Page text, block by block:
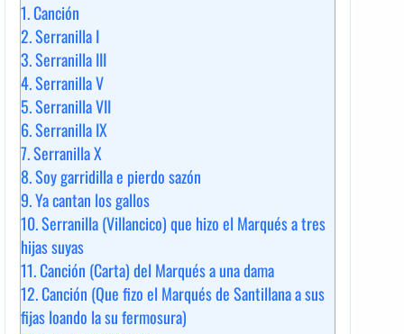
1.Canción
2.Serranilla I
3.Serranilla III
4.Serranilla V
5.Serranilla VII
6.Serranilla IX
7.Serranilla X
8.Soy garridilla e pierdo sazón
9.Ya cantan los gallos
10.Serranilla (Villancico) que hizo el Marqués a tres
hijas suyas
11.Canción (Carta) del Marqués a una dama
12.Canción (Que fizo el Marqués de Santillana a sus
fijas loando la su fermosura)